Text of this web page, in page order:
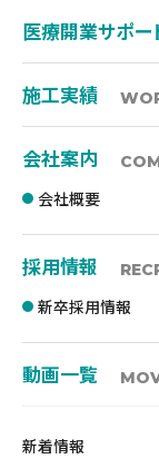
医療開業サポー
施工実績
会社案内
会社概要
採用情報
新卒採用情報
動画一覧
新着情報